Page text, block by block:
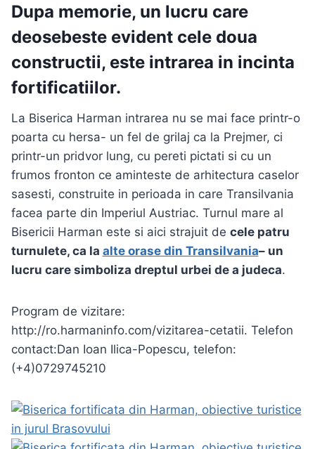
Dupa memorie, un lucru care
deosebeste evident cele doua
constructii, este intrarea in incinta
fortificatiilor.
La Biserica Harman intrarea nu se mai face printr-o
poarta cu hersa- un fel de grilaj ca la Prejmer, ci
printr-un pridvor lung, cu pereti pictati si cu un
frumos fronton ce aminteste de arhitectura caselor
sasesti, construite in perioada in care Transilvania
facea parte din Imperiul Austriac. Turnul mare al
Bisericii Harman este si aici strajuit de cele patru
turnulete, ca la alte orase din Transilvania– un
lucru care simboliza dreptul urbei de a judeca.
Program de vizitare:
http://ro.harmaninfo.com/vizitarea-cetatii. Telefon
contact:Dan Ioan Ilica-Popescu, telefon:
(+4)0729745210